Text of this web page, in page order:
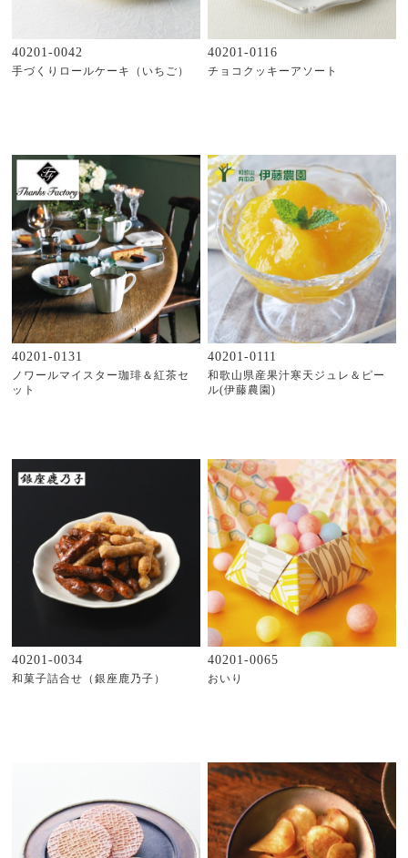
40201-0042
手づくりロールケーキ（いちご）
40201-0116
チョコクッキーアソート
40201-0131
ノワールマイスター珈琲＆紅茶セ
ット
40201-0111
和歌山県産果汁寒天ジュレ＆ピー
ル(伊藤農園)
40201-0034
和菓子詰合せ（銀座鹿乃子）
40201-0065
おいり